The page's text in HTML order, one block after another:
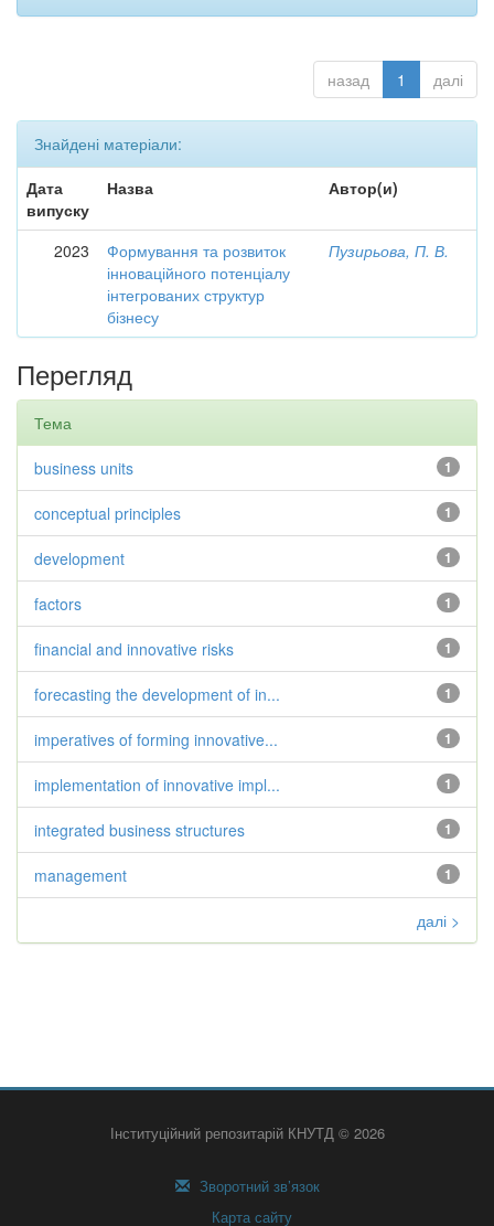
назад 1 далі
Знайдені матеріали:
Дата
випуску
Назва Автор(и)
2023
Формування та розвиток
інноваційного потенціалу
інтегрованих структур
бізнесу
Пузирьова, П. В.
Перегляд
Тема
1
business units
1
conceptual principles
1
development
1
factors
1
financial and innovative risks
1
forecasting the development of in...
1
imperatives of forming innovative...
1
implementation of innovative impl...
1
integrated business structures
1
management
далі >
Інституційний репозитарій КНУТД © 2026
Зворотний зв’язок
Карта сайту